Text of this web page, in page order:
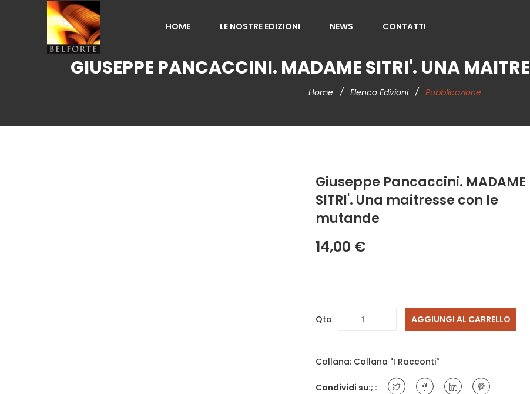
HOME LE NOSTRE EDIZIONI NEWS CONTATTI
GIUSEPPE PANCACCINI. MADAME SITRI'. UNA
Home / Elenco Edizioni / Pubblicazione
Giuseppe Pancaccini. MADAME
SITRI'. Una maitresse con le
mutande
14,00 €
Qta AGGIUNGI AL CARRELLO
Collana: Collana "I Racconti"
Condividi su:; :